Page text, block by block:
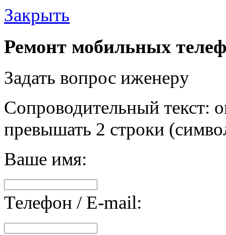
Закрыть
Ремонт мобильных
Задать вопрос иженеру
Сопроводительный текст:
превышать 2 строки
Ваше имя:
Телефон / E-mail: